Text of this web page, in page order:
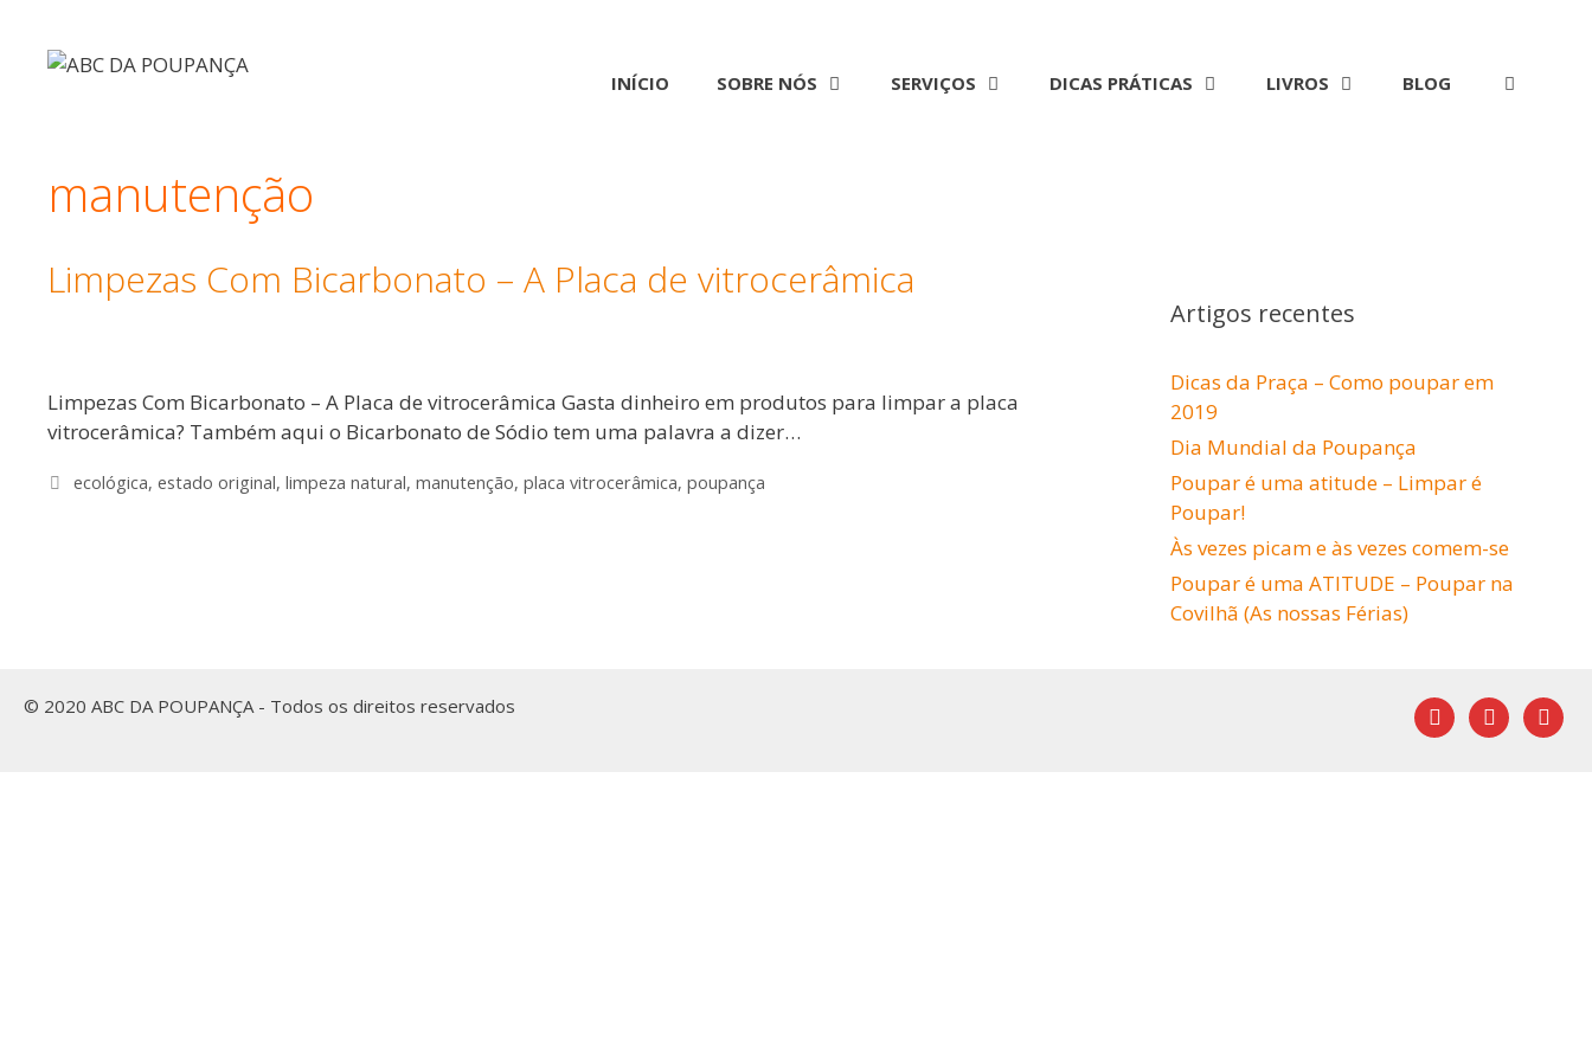
INÍCIO SOBRE NÓS SERVIÇOS DICAS PRÁTICAS LIVROS BLOG
manutenção
Limpezas Com Bicarbonato – A Placa de vitrocerâmica
Limpezas Com Bicarbonato – A Placa de vitrocerâmica Gasta dinheiro em produtos para limpar a placa
vitrocerâmica? Também aqui o Bicarbonato de Sódio tem uma palavra a dizer…
Etiquetas
ecológica, estado original, limpeza natural, manutenção, placa vitrocerâmica, poupança
Artigos recentes
Dicas da Praça – Como poupar em
2019
Dia Mundial da Poupança
Poupar é uma atitude – Limpar é
Poupar!
Às vezes picam e às vezes comem-se
Poupar é uma ATITUDE – Poupar na
Covilhã (As nossas Férias)
facebookyoutubemail
© 2020 ABC DA POUPANÇA - Todos os direitos reservados